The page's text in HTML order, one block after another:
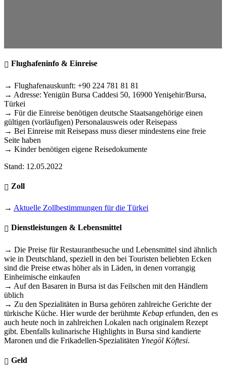
Flughafeninfo & Einreise
→ Flughafenauskunft: +90 224 781 81 81
→ Adresse: Yenigün Bursa Caddesi 50, 16900 Yenişehir/Bursa,
Türkei
→ Für die Einreise benötigen deutsche Staatsangehörige einen
gültigen (vorläufigen) Personalausweis oder Reisepass
→ Bei Einreise mit Reisepass muss dieser mindestens eine freie
Seite haben
→ Kinder benötigen eigene Reisedokumente
Stand: 12.05.2022
Zoll
→ Aktuelle Zollbestimmungen für die Türkei
Dienstleistungen & Lebensmittel
→ Die Preise für Restaurantbesuche und Lebensmittel sind ähnlich
wie in Deutschland, speziell in den bei Touristen beliebten Ecken
sind die Preise etwas höher als in Läden, in denen vorrangig
Einheimische einkaufen
→ Auf den Basaren in Bursa ist das Feilschen mit den Händlern
üblich
→ Zu den Spezialitäten in Bursa gehören zahlreiche Gerichte der
türkische Küche. Hier wurde der berühmte Kebap erfunden, den es
auch heute noch in zahlreichen Lokalen nach originalem Rezept
gibt. Ebenfalls kulinarische Highlights in Bursa sind kandierte
Maronen und die Frikadellen-Spezialitäten Ynegöl Köftesi.
Geld